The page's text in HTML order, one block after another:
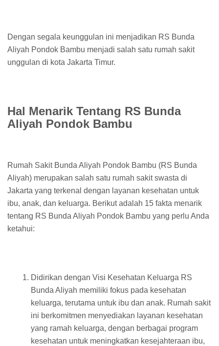
Dengan segala keunggulan ini menjadikan RS Bunda
Aliyah Pondok Bambu menjadi salah satu rumah sakit
unggulan di kota Jakarta Timur.
Hal Menarik Tentang RS Bunda
Aliyah Pondok Bambu
Rumah Sakit Bunda Aliyah Pondok Bambu (RS Bunda
Aliyah) merupakan salah satu rumah sakit swasta di
Jakarta yang terkenal dengan layanan kesehatan untuk
ibu, anak, dan keluarga. Berikut adalah 15 fakta menarik
tentang RS Bunda Aliyah Pondok Bambu yang perlu Anda
ketahui:
Didirikan dengan Visi Kesehatan Keluarga RS
Bunda Aliyah memiliki fokus pada kesehatan
keluarga, terutama untuk ibu dan anak. Rumah sakit
ini berkomitmen menyediakan layanan kesehatan
yang ramah keluarga, dengan berbagai program
kesehatan untuk meningkatkan kesejahteraan ibu,